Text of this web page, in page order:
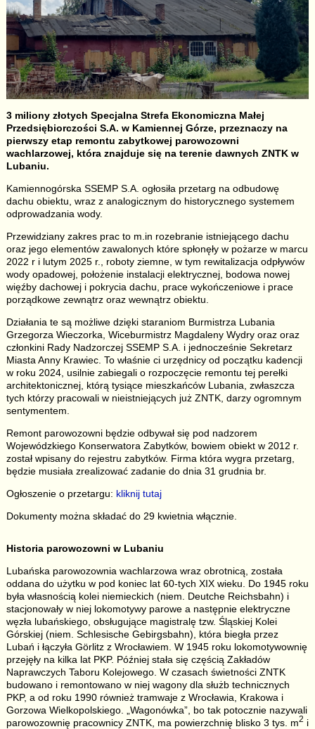
3 miliony złotych Specjalna Strefa Ekonomiczna Małej
Przedsiębiorczości S.A. w Kamiennej Górze, przeznaczy na
pierwszy etap remontu zabytkowej parowozowni
wachlarzowej, która znajduje się na terenie dawnych ZNTK w
Lubaniu.
Kamiennogórska SSEMP S.A. ogłosiła przetarg na odbudowę
dachu obiektu, wraz z analogicznym do historycznego systemem
odprowadzania wody.
Przewidziany zakres prac to m.in rozebranie istniejącego dachu
oraz jego elementów zawalonych które spłonęły w pożarze w marcu
2022 r i lutym 2025 r., roboty ziemne, w tym rewitalizacja odpływów
wody opadowej, położenie instalacji elektrycznej, bodowa nowej
więźby dachowej i pokrycia dachu, prace wykończeniowe i prace
porządkowe zewnątrz oraz wewnątrz obiektu.
Działania te są możliwe dzięki staraniom Burmistrza Lubania
Grzegorza Wieczorka, Wiceburmistrz Magdaleny Wydry oraz oraz
członkini Rady Nadzorczej SSEMP S.A. i jednocześnie Sekretarz
Miasta Anny Krawiec. To właśnie ci urzędnicy od początku kadencji
w roku 2024, usilnie zabiegali o rozpoczęcie remontu tej perełki
architektonicznej, którą tysiące mieszkańców Lubania, zwłaszcza
tych którzy pracowali w nieistniejących już ZNTK, darzy ogromnym
sentymentem.
Remont parowozowni będzie odbywał się pod nadzorem
Wojewódzkiego Konserwatora Zabytków, bowiem obiekt w 2012 r.
został wpisany do rejestru zabytków. Firma która wygra przetarg,
będzie musiała zrealizować zadanie do dnia 31 grudnia br.
Ogłoszenie o przetargu: kliknij tutaj
Dokumenty można składać do 29 kwietnia włącznie.
Historia parowozowni w Lubaniu
Lubańska parowozownia wachlarzowa wraz obrotnicą, została
oddana do użytku w pod koniec lat 60-tych XIX wieku. Do 1945 roku
była własnością kolei niemieckich (niem. Deutche Reichsbahn) i
stacjonowały w niej lokomotywy parowe a następnie elektryczne
węzła lubańskiego, obsługujące magistralę tzw. Śląskiej Kolei
Górskiej (niem. Schlesische Gebirgsbahn), która biegła przez
Lubań i łączyła Görlitz z Wrocławiem. W 1945 roku lokomotywownię
przejęły na kilka lat PKP. Później stała się częścią Zakładów
Naprawczych Taboru Kolejowego. W czasach świetności ZNTK
budowano i remontowano w niej wagony dla służb technicznych
PKP, a od roku 1990 również tramwaje z Wrocławia, Krakowa i
Gorzowa Wielkopolskiego. „Wagonówka”, bo tak potocznie nazywali
parowozownię pracownicy ZNTK, ma powierzchnię blisko 3 tys. m2 i